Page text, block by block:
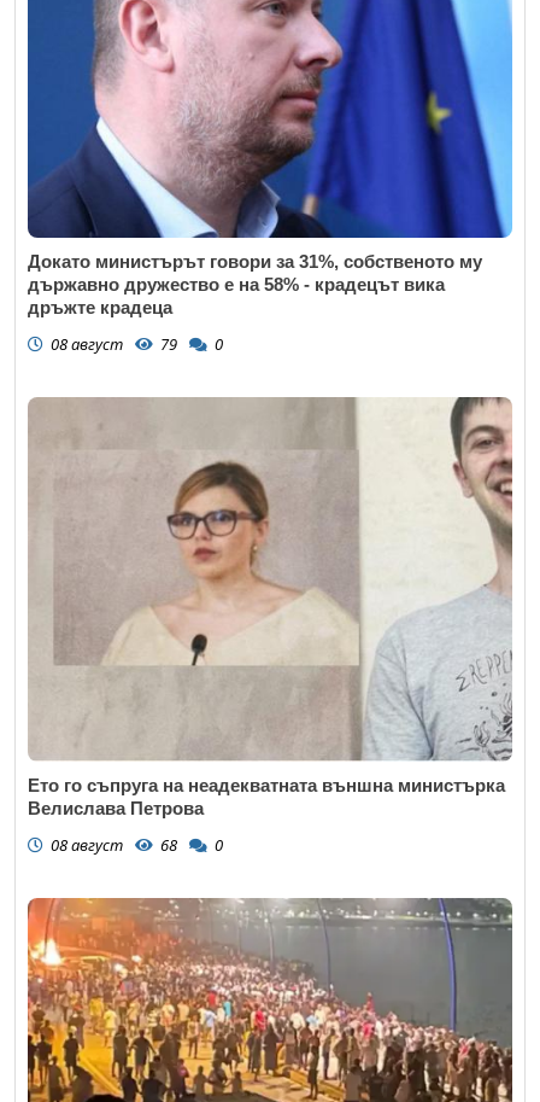
Докато министърът говори за 31%, собственото му
държавно дружество е на 58% - крадецът вика
дръжте крадеца
08 август 79 0
Ето го съпруга на неадекватната външна министърка
Велислава Петрова
08 август 68 0